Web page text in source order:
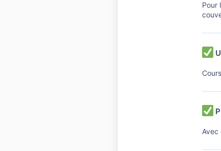
Pour
Avec